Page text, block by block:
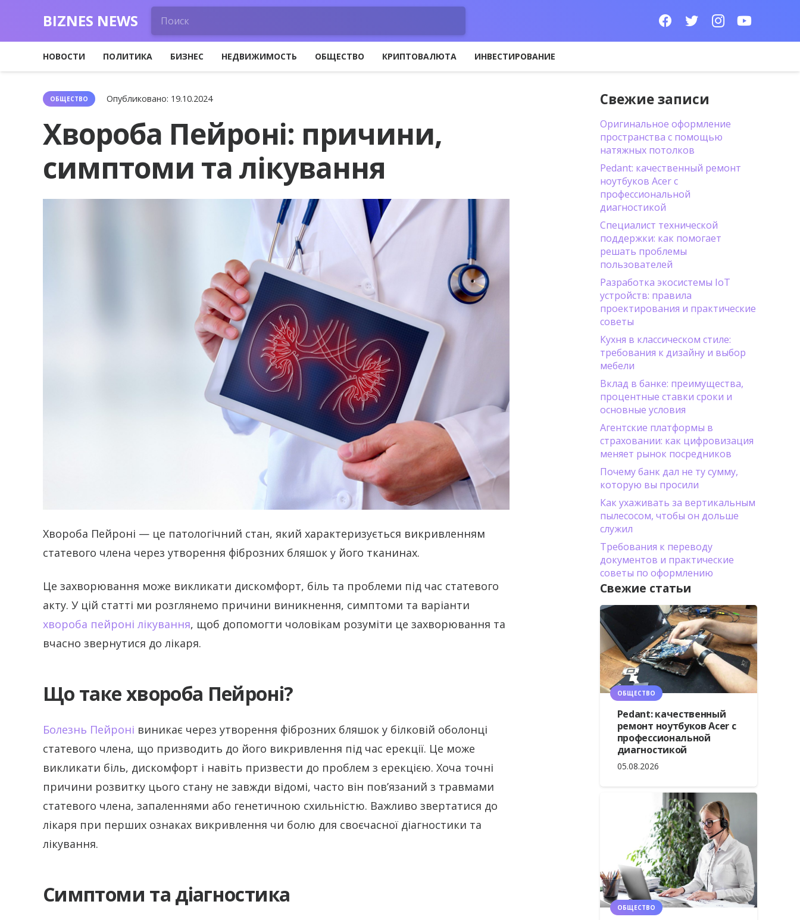
BIZNES NEWS
НОВОСТИ ПОЛИТИКА БИЗНЕС НЕДВИЖИМОСТЬ ОБЩЕСТВО КРИПТОВАЛЮТА ИНВЕСТИРОВАНИЕ
ОБЩЕСТВО Опубликовано: 19.10.2024
Хвороба Пейроні: причини,
симптоми та лікування
Хвороба Пейроні — це патологічний стан, який характеризується викривленням
статевого члена через утворення фіброзних бляшок у його тканинах.
Це захворювання може викликати дискомфорт, біль та проблеми під час статевого
акту. У цій статті ми розглянемо причини виникнення, симптоми та варіанти
хвороба пейроні лікування, щоб допомогти чоловікам розуміти це захворювання та
вчасно звернутися до лікаря.
Що таке хвороба Пейроні?
Болезнь Пейроні виникає через утворення фіброзних бляшок у білковій оболонці
статевого члена, що призводить до його викривлення під час ерекції. Це може
викликати біль, дискомфорт і навіть призвести до проблем з ерекцією. Хоча точні
причини розвитку цього стану не завжди відомі, часто він пов’язаний з травмами
статевого члена, запаленнями або генетичною схильністю. Важливо звертатися до
лікаря при перших ознаках викривлення чи болю для своєчасної діагностики та
лікування.
Симптоми та діагностика
Свежие записи
Оригинальное оформление
пространства с помощью
натяжных потолков
Pedant: качественный ремонт
ноутбуков Acer с
профессиональной
диагностикой
Специалист технической
поддержки: как помогает
решать проблемы
пользователей
Разработка экосистемы IoT
устройств: правила
проектирования и практические
советы
Кухня в классическом стиле:
требования к дизайну и выбор
мебели
Вклад в банке: преимущества,
процентные ставки сроки и
основные условия
Агентские платформы в
страховании: как цифровизация
меняет рынок посредников
Почему банк дал не ту сумму,
которую вы просили
Как ухаживать за вертикальным
пылесосом, чтобы он дольше
служил
Требования к переводу
документов и практические
советы по оформлению
Свежие статьи
ОБЩЕСТВО
Pedant: качественный
ремонт ноутбуков Acer с
профессиональной
диагностикой
05.08.2026
ОБЩЕСТВО